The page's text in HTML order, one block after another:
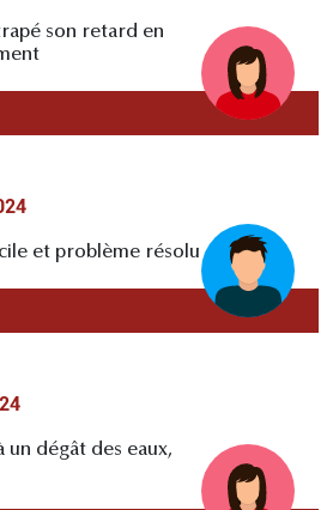
son retard en
et problème résolu
un dégât des eaux,